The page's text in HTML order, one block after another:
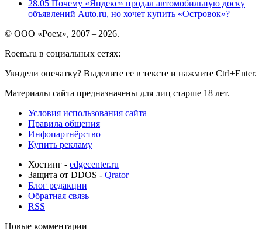
28.05 Почему «Яндекс» продал автомобильную доску
объявлений Auto.ru, но хочет купить «Островок»?
© ООО «Роем», 2007 – 2026.
Roem.ru в социальных сетях:
Увидели опечатку? Выделите ее в тексте и нажмите Ctrl+Enter.
Материалы сайта предназначены для лиц старше 18 лет.
Условия использования сайта
Правила общения
Инфопартнёрство
Купить рекламу
Хостинг - edgecenter.ru
Защита от DDOS - Qrator
Блог редакции
Обратная связь
RSS
Новые комментарии